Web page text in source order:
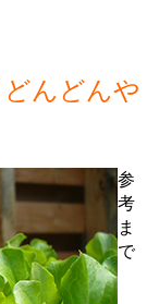
んどんや
参
考
ま
で